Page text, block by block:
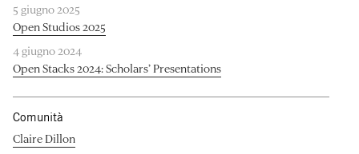
5 giugno 2025
Open Studios 2025
4 giugno 2024
Open Stacks 2024: Scholars’ Presentations
Comunità
Claire Dillon